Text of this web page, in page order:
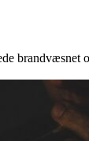
brandvæsnet